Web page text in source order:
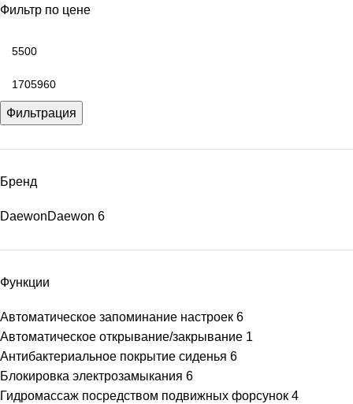
Фильтр по цене
Фильтрация
Бренд
DaewonDaewon 6
Функции
Автоматическое запоминание настроек 6
Автоматическое открывание/закрывание 1
Антибактериальное покрытие сиденья 6
Блокировка электрозамыкания 6
Гидромассаж посредством подвижных форсунок 4